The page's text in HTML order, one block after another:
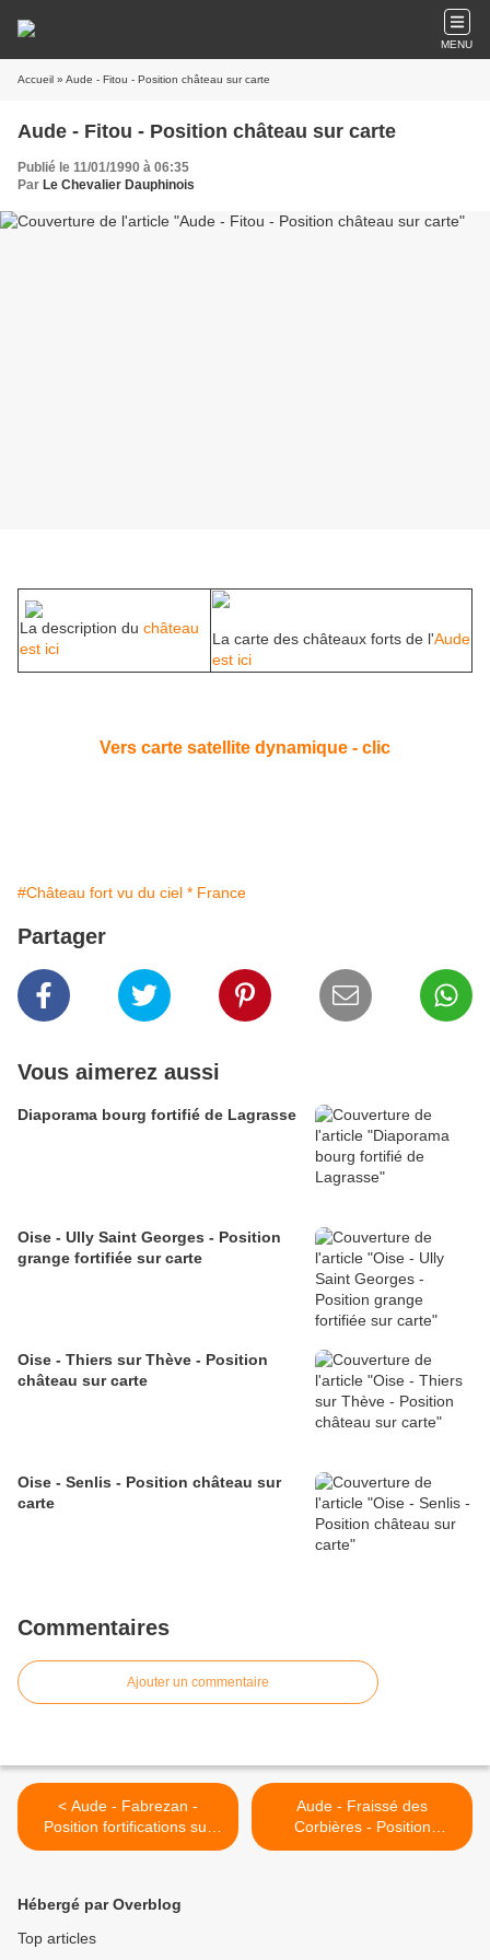
MENU
Accueil » Aude - Fitou - Position château sur carte
Aude - Fitou - Position château sur carte
Publié le 11/01/1990 à 06:35
Par Le Chevalier Dauphinois
La description du château
est ici
La carte des châteaux forts de l'Aude
est ici
Vers carte satellite dynamique - clic
#Château fort vu du ciel * France
Partager
Vous aimerez aussi
Diaporama bourg fortifié de Lagrasse
Oise - Ully Saint Georges - Position
grange fortifiée sur carte
Oise - Thiers sur Thève - Position
château sur carte
Oise - Senlis - Position château sur
carte
Commentaires
Ajouter un commentaire
< Aude - Fabrezan -
Position fortifications sur
carte
Aude - Fraissé des
Corbières - Position
château sur carte >
Hébergé par Overblog
Top articles